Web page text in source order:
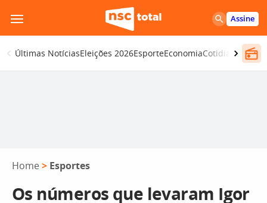
para
o
conteúdo
Assine
Últimas NotíciasEleições 2026EsporteEconomiaCotidiano
Home > Esportes
Os números que levaram Igor